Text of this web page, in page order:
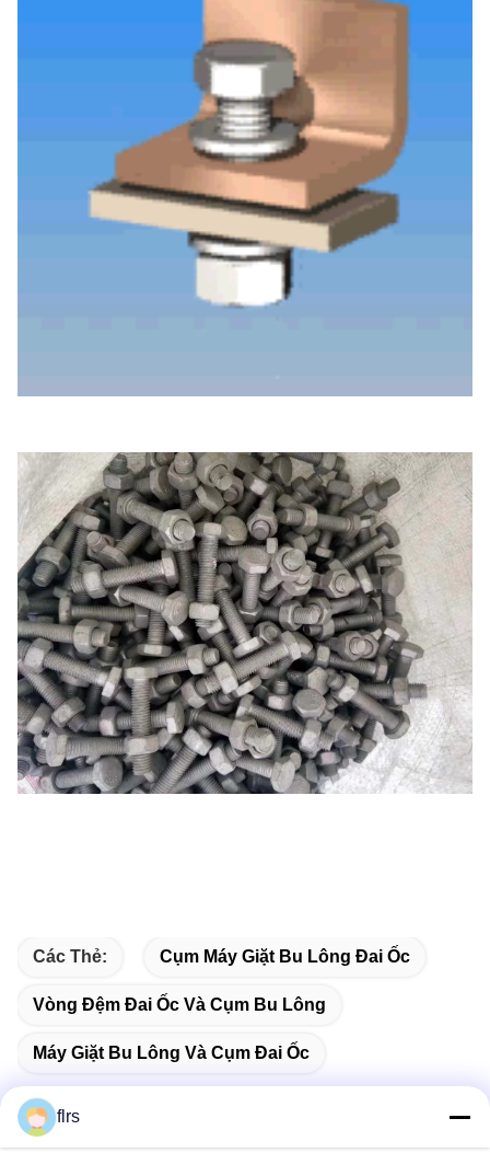
Các Thẻ: Cụm Máy Giặt Bu Lông Đai Ốc
Vòng Đệm Đai Ốc Và Cụm Bu Lông
Máy Giặt Bu Lông Và Cụm Đai Ốc
flrs